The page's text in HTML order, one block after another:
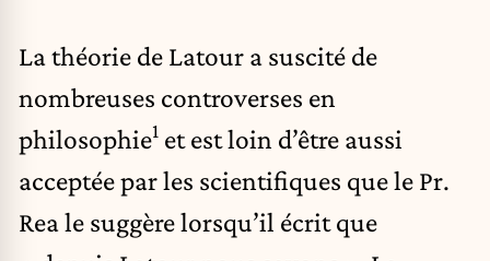
La théorie de Latour a suscité de
nombreuses controverses en
philosophie1 et est loin d’être aussi
acceptée par les scientifiques que le Pr.
Rea le suggère lorsqu’il écrit que